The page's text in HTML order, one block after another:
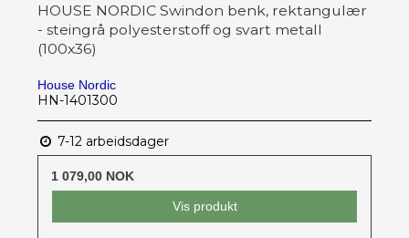
HOUSE NORDIC Swindon benk, rektangulær
- steingrå polyesterstoff og svart metall
(100x36)
House Nordic
HN-1401300
7-12 arbeidsdager
1 079,00 NOK
Vis produkt